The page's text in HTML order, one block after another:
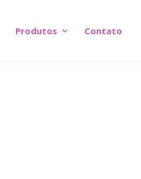
Produtos Contato